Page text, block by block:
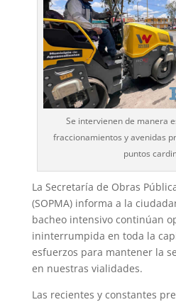
Se intervienen de manera
fraccionamientos y avenidas
puntos
La Secretaría de Obras
(SOPMA) informa a la
bacheo intensivo continúan
ininterrumpida en toda la
esfuerzos para mantener la
en nuestras vialidades.
Las recientes y constantes